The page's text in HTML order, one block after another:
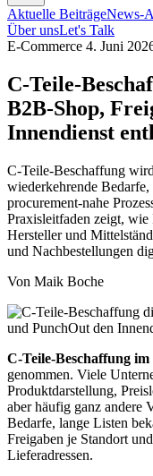
Aktuelle BeiträgeNews-
Über unsLet's Talk
E-Commerce 4. Juni
C-Teile-
B2B-Shop,
Innendienst
C-Teile-Beschaffung
wiederkehrende
procurement-nahe
Praxisleitfaden zeigt, wie
Hersteller und
und Nachbestellungen
Von Maik Boche
C-Teile-Beschaffung
genommen. Viele
Produktdarstellung,
aber häufig ganz andere
Bedarfe, lange Listen
Freigaben je Standort
Lieferadressen.